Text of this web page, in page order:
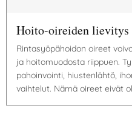
Hoito-oireiden lievitys
Rintasyöpähoidon oireet
ja hoitomuodosta riippuen.
pahoinvointi, hiustenlähtö,
vaihtelut. Nämä oireet eivät